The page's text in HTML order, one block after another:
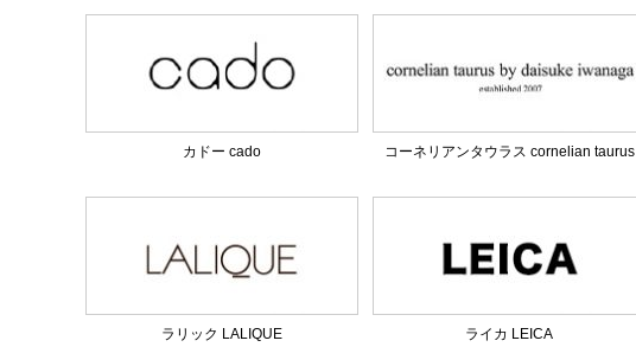
カドー cado コーネリアンタウラス cornelian taurus
ラリック LALIQUE ライカ LEICA